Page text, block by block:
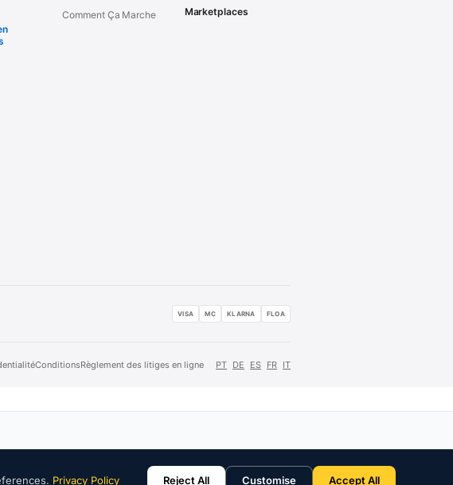
Comment Ça Marche
Marketplaces
VISA MC KLARNA FLOA
ConditionsRèglement des litiges en ligne PT DE ES FR IT
Privacy Policy Reject All Customise Accept All